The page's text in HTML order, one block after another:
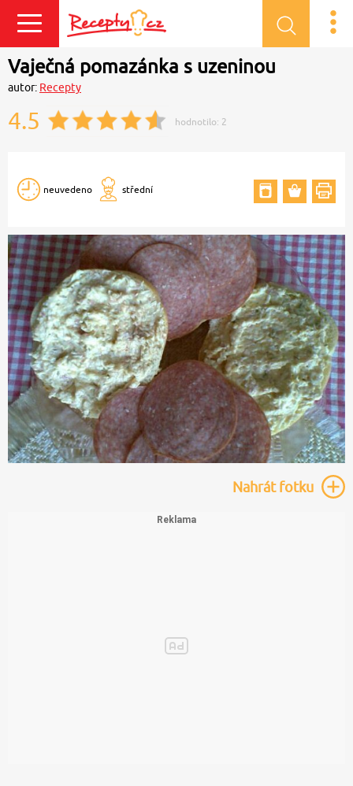
Přihlásit se
Vaječná pomazánka s uzeninou
autor: Recepty
4.5 hodnotilo: 2
neuvedeno střední
Nahrátfotku